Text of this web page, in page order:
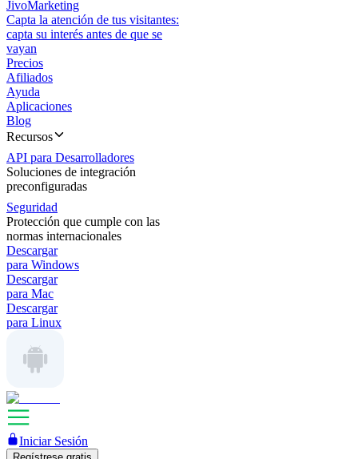
JivoMarketing
Capta la atención de tus visitantes:
capta su interés antes de que se
vayan
Precios
Afiliados
Ayuda
Aplicaciones
Blog
Recursos
API para Desarrolladores
Soluciones de integración
preconfiguradas
Seguridad
Protección que cumple con las
normas internacionales
Descargar
para Windows
Descargar
para Mac
Descargar
para Linux
Iniciar Sesión